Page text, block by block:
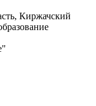
Киржачский